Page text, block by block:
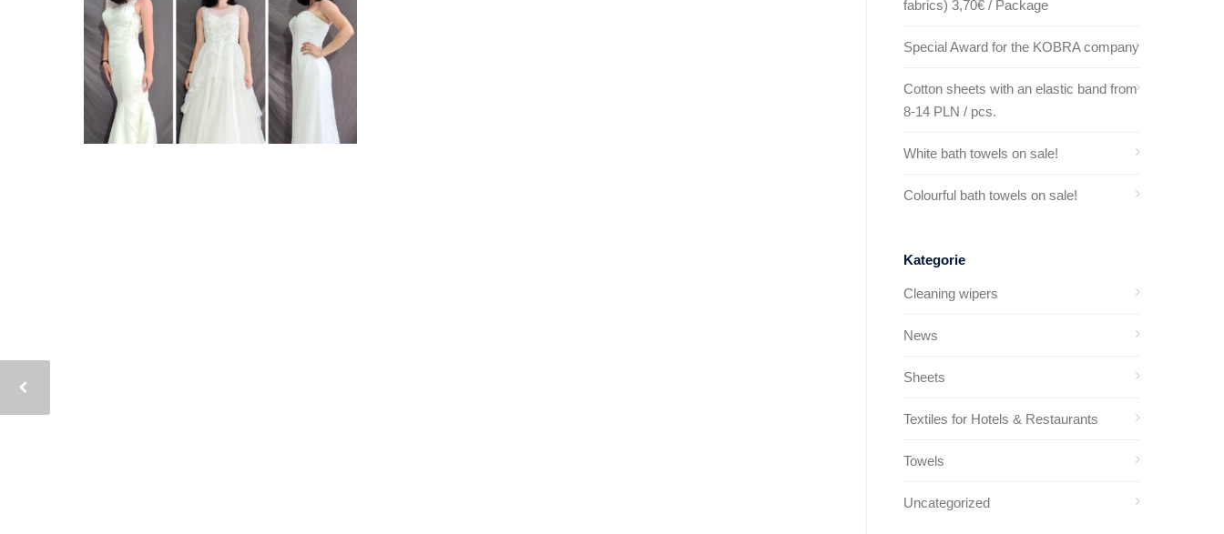
fabrics) 3,70€ / Package
Special Award for the KOBRA company
Cotton sheets with an elastic band from
8-14 PLN / pcs.
White bath towels on sale!
Colourful bath towels on sale!
Kategorie
Cleaning wipers
News
Sheets
Textiles for Hotels & Restaurants
Towels
Uncategorized